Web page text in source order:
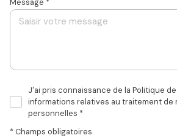
Message *
J'ai pris connaissance de la Politique
informations relatives au traitement de
personnelles *
* Champs obligatoires